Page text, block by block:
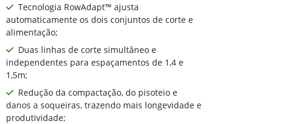
Tecnologia RowAdapt™ ajusta
automaticamente os dois conjuntos de corte e
alimentação;
Duas linhas de corte simultâneo e
independentes para espaçamentos de 1,4 e
1,5m;
Redução da compactação, do pisoteio e
danos a soqueiras, trazendo mais longevidade e
produtividade;